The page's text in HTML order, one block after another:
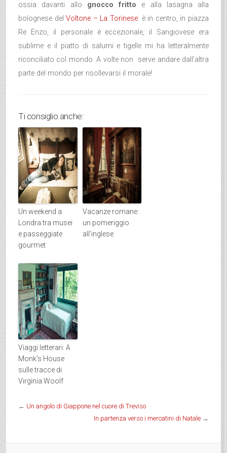
ossia davanti allo gnocco fritto e alla lasagna alla
bolognese delVoltone – La Torinese: è in centro, in piazza
Re Enzo, il personale è eccezionale, il Sangiovese era
sublime e il piatto di salumi e tigelle mi ha letteralmente
riconciliato col mondo. A volte non serve andare dall’altra
parte del mondo per risollevarsi il morale!
Ti consiglio anche:
Un weekend a
Londra tra musei
e passeggiate
gourmet
Vacanze romane:
un pomeriggio
all’inglese
Viaggi letterari: A
Monk’s House
sulle tracce di
Virginia Woolf
← Un angolo di Giappone nel cuore di Treviso
In partenza verso i mercatini di Natale →